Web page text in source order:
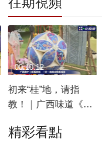
初来“桂”地，请指
教！｜广西味道《舌
00:10:12
精彩看點